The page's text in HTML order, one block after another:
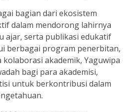
bagian dari ekosistem
dalam mendorong lahirnya
ajar, serta publikasi edukatif
berbagai program penerbitan,
akademik, Yaguwipa
bagi para akademisi,
untuk berkontribusi dalam